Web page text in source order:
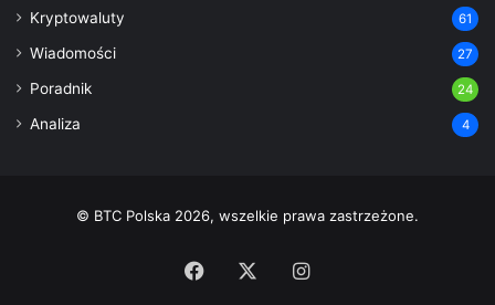
Kryptowaluty 61
Wiadomości 27
Poradnik 24
Analiza 4
© BTC Polska 2026, wszelkie prawa zastrzeżone.
Facebook Instagram